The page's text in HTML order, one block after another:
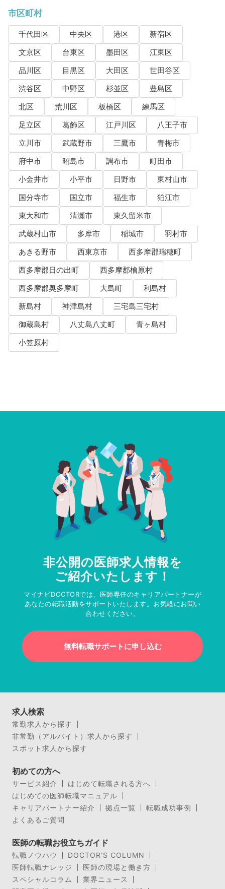
市区町村
千代田区 中央区 港区
新宿区
文京区
台東区 墨田区
江東区
品川区
目黒区 大田区
世田谷区
渋谷区
中野区 杉並区
豊島区
北区
荒川区 板橋区
練馬区
足立区
葛飾区 江戸川区
八王子市
立川市
武蔵野市 三鷹市
青梅市
府中市
昭島市 調布市
町田市
小金井市
小平市 日野市
東村山市
国分寺市
国立市 福生市
狛江市
東大和市
清瀬市
東久留米市
武蔵村山市
多摩市 稲城市
羽村市
あきる野市
西東京市
西多摩郡瑞穂町
西多摩郡日の出町
西多摩郡檜原村
西多摩郡奥多摩町
大島町
利島村
新島村
神津島村
三宅島三宅村
御蔵島村
八丈島八丈町
青ヶ島村
小笠原村
非公開の医師求人情報を
ご紹介いたします！
マイナビDOCTORでは、医師専任のキャリアパートナーが
あなたの転職活動をサポートいたします。お気軽にお問い
合わせください。
無料転職サポートに申し込む
求人検索
常勤求人から探す
非常勤（アルバイト）求人から探す
スポット求人から探す
初めての方へ
サービス紹介
はじめて転職される方へ
はじめての医師転職マニュアル
キャリアパートナー紹介
拠点一覧
転職成功事例
よくあるご質問
医師の転職お役立ちガイド
転職ノウハウ
DOCTOR’S COLUMN
医師転職ナレッジ
医師の現場と働き方
スペシャルコラム
業界ニュース